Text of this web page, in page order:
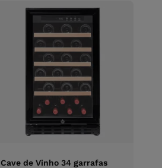
Cave de Vinho 34 garrafas